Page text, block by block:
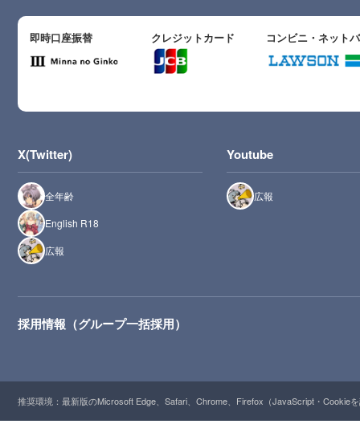
即時口座振替 クレジットカード コンビニ・ネット
X(Twitter)
全年齢
English R18
広報
Youtube
広報
採用情報（グループ一括採用）
推奨環境：最新版のMicrosoft Edge、Safari、Chrome、Firefox（JavaScript・Cookie